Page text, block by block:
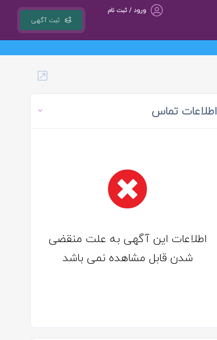
ثبت آگهی
ورود / ثبت نام
اطلاعات تماس
اطلاعات این آگهی به علت منقضی
شدن قابل مشاهده نمی باشد